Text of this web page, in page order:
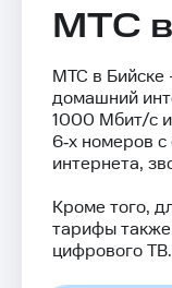
МТС
МТС в Бийске
домашний
1000 Мбит/с
6‑х номеров
интернета,
Кроме того,
тарифы
цифрового ТВ.